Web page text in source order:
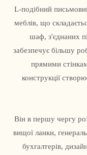
L-подібний
меблів, що
шаф, з'єднаних
забезпечує більшу
прямими
конструкції
Він в першу чергу
вищої ланки,
бухгалтерів,